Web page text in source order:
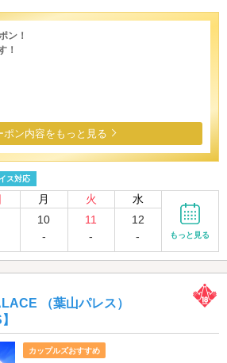
ン！
！
ポン内容をもっと見る
ス対応
月 火 水
10
-
11
-
12
-
もっと見る
（葉山パレス）
カップルズおすすめ